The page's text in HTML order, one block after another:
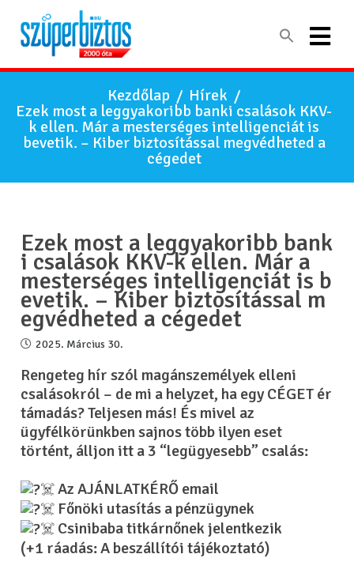
Kezdőlap / Hírek /
Ezek most a leggyakoribb banki csalások KKV-
k ellen. Már a mesterséges intelligenciát is
bevetik. – Kiber biztosítással megvédheted a
cégedet
Ezek most a leggyakoribb bank
i csalások KKV-k ellen. Már a
mesterséges intelligenciát is b
evetik. – Kiber biztosítással m
egvédheted a cégedet
2025. Március 30.
Rengeteg hír szól magánszemélyek elleni
csalásokról – de mi a helyzet, ha egy CÉGET ér
támadás? Teljesen más! És mivel az
ügyfélkörünkben sajnos több ilyen eset
történt, álljon itt a 3 “legügyesebb” csalás:
Az AJÁNLATKÉRŐ email
Főnöki utasítás a pénzügynek
Csinibaba titkárnőnek jelentkezik
(+1 ráadás: A beszállítói tájékoztató)